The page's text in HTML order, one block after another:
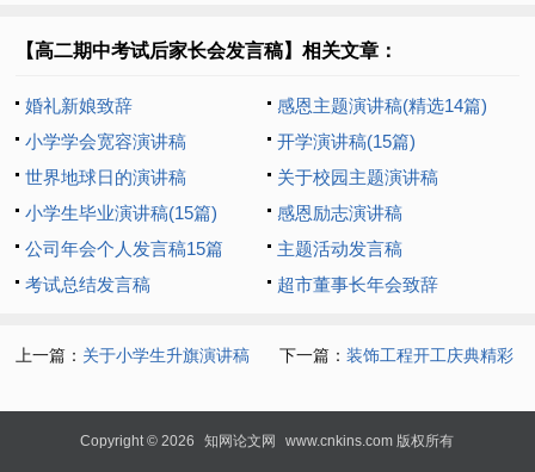
【高二期中考试后家长会发言稿】相关文章：
婚礼新娘致辞
感恩主题演讲稿(精选14篇)
小学学会宽容演讲稿
开学演讲稿(15篇)
世界地球日的演讲稿
关于校园主题演讲稿
小学生毕业演讲稿(15篇)
感恩励志演讲稿
公司年会个人发言稿15篇
主题活动发言稿
考试总结发言稿
超市董事长年会致辞
上一篇： 关于小学生升旗演讲稿 下一篇：装饰工程开工庆典精彩
Copyright © 2026 知网论文网 www.cnkins.com 版权所有